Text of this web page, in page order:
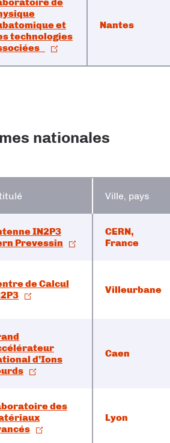
et
technologies
Nantes
nationales
Ville, pays
IN2P3
Prevessin
CERN,
France
de Calcul
Villeurbane
d’Ions
Caen
des
Lyon